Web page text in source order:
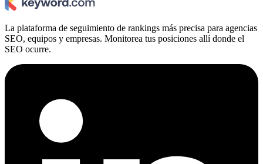
La plataforma de seguimiento de rankings más precisa para agencias
SEO, equipos y empresas. Monitorea tus posiciones allí donde el
SEO ocurre.